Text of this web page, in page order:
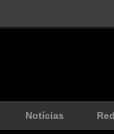
Notícias